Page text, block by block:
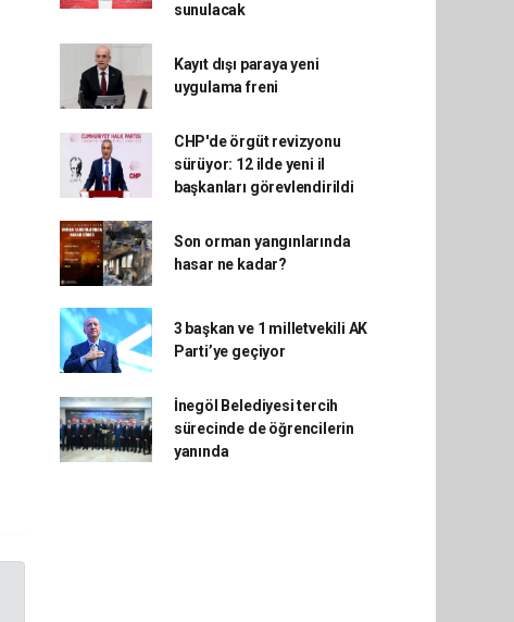
sunulacak
Kayıt dışı paraya yeni
uygulama freni
CHP'de örgüt revizyonu
sürüyor: 12 ilde yeni il
başkanları görevlendirildi
Son orman yangınlarında
hasar ne kadar?
3 başkan ve 1 milletvekili AK
Parti’ye geçiyor
İnegöl Belediyesi tercih
sürecinde de öğrencilerin
yanında